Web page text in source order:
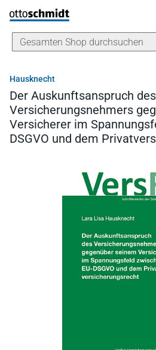
Direkt zum Inhalt
Hausknecht
Der Auskunftsanspruch des
Versicherungsnehmers
Versicherer im
DSGVO und dem